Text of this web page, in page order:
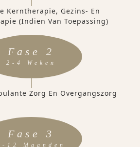
Kerntherapie, Gezins- En
(indien Van Toepassing)
Fase 2
2-4 Weken
Zorg En Overgangszorg
Fase 3
12 Maanden